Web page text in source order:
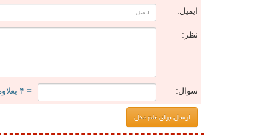
ایمیل:
نظر:
سوال: = ۴ بعلاوه ۳